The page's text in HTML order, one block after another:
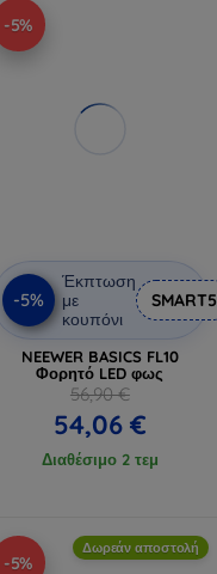
-5%
-5%
Έκπτωση
με
κουπόνι
SMART5
NEEWER BASICS FL10
Φορητό LED φως
56,90 €
54,06 €
Διαθέσιμο 2 τεμ
-5%
Δωρεάν αποστολή